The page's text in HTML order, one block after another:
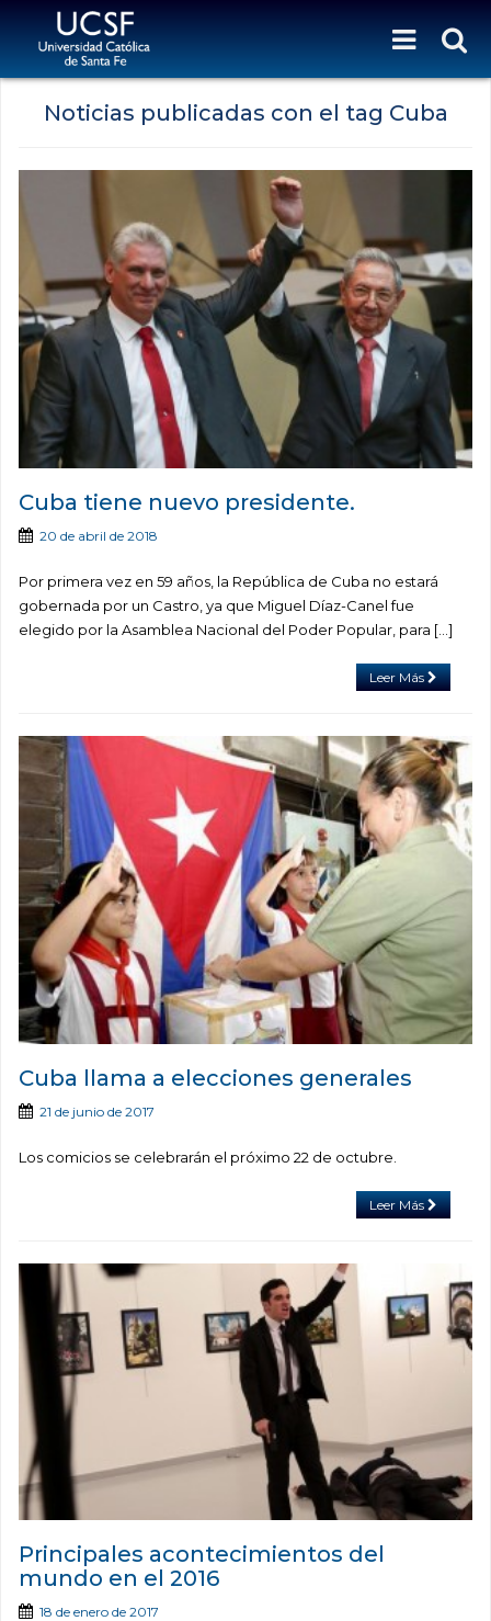
Noticias publicadas con el tag Cuba
Cuba tiene nuevo presidente.
20 de abril de 2018
Por primera vez en 59 años, la República de Cuba no estará
gobernada por un Castro, ya que Miguel Díaz-Canel fue
elegido por la Asamblea Nacional del Poder Popular, para […]
Leer Más
Cuba llama a elecciones generales
21 de junio de 2017
Los comicios se celebrarán el próximo 22 de octubre.
Leer Más
Principales acontecimientos del
mundo en el 2016
18 de enero de 2017